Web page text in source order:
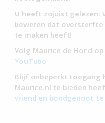
U heeft zojuist gelezen:
beweren dat oversterfte
te maken heeft!
Volg Maurice de Hond op
YouTube
Blijf onbeperkt toegang
Maurice.nl te bieden
vriend en bondgenoot te